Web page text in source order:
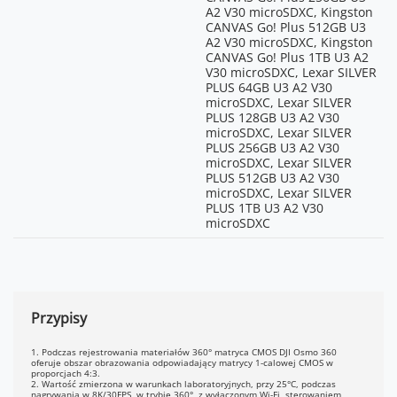
A2 V30 microSDXC, Kingston
CANVAS Go! Plus 512GB U3
A2 V30 microSDXC, Kingston
CANVAS Go! Plus 1TB U3 A2
V30 microSDXC, Lexar SILVER
PLUS 64GB U3 A2 V30
microSDXC, Lexar SILVER
PLUS 128GB U3 A2 V30
microSDXC, Lexar SILVER
PLUS 256GB U3 A2 V30
microSDXC, Lexar SILVER
PLUS 512GB U3 A2 V30
microSDXC, Lexar SILVER
PLUS 1TB U3 A2 V30
microSDXC
(16:9, z korekcją
zniekształceń) przy liczbie
Czas nagrywania Pre-
Recording: 5/10/15/30 s, 1/2/5
Przypisy
1. Podczas rejestrowania materiałów 360° matryca CMOS DJI Osmo 360
oferuje obszar obrazowania odpowiadający matrycy 1-calowej CMOS w
proporcjach 4:3.
2. Wartość zmierzona w warunkach laboratoryjnych, przy 25°C, podczas
nagrywania w 8K/30FPS, w trybie 360°, z wyłączonym Wi-Fi, sterowaniem